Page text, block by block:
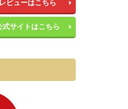
ビューはこちら
式サイトはこちら